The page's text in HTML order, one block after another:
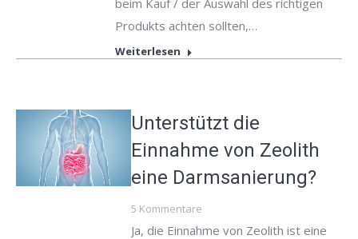
beim Kauf / der Auswahl des richtigen
Produkts achten sollten,…
Weiterlesen
Unterstützt die
Einnahme von Zeolith
eine Darmsanierung?
5 Kommentare
Ja, die Einnahme von Zeolith ist eine